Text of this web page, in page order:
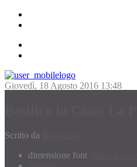
Giovedì, 18 Agosto 2016 13:48
Basilico in Casa:
Scritto da
dimensione font